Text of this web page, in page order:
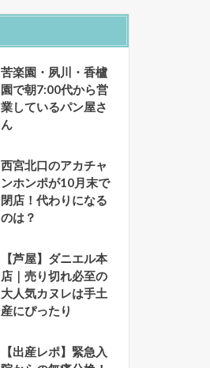
苦楽園・夙川・香櫨
園で朝7:00代から営
業しているパン屋さ
ん
西宮北口のアカチャ
ンホンポが10月末で
閉店！代わりになる
のは？
【芦屋】ダニエル本
店｜売り切れ必至の
大人気カヌレは手土
産にぴったり
【出産レポ】緊急入